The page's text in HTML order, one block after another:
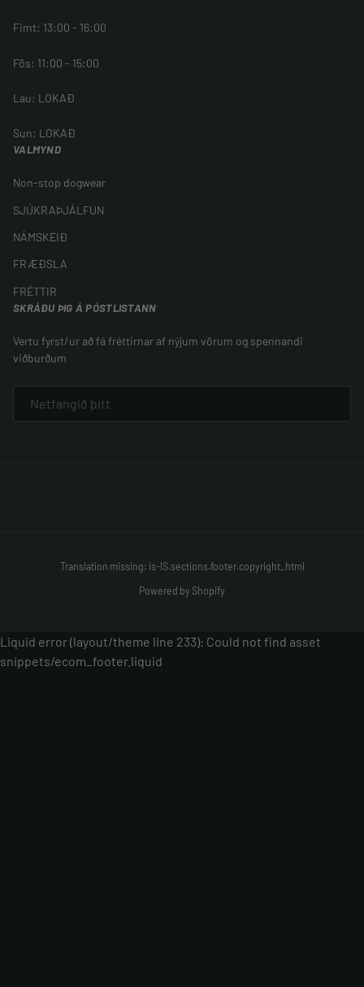
Fimt: 13:00 - 16:00
Fös: 11:00 - 15:00
Lau: LOKAÐ
Sun: LOKAÐ
VALMYND
Non-stop dogwear
SJÚKRAÞJÁLFUN
NÁMSKEIÐ
FRÆÐSLA
FRÉTTIR
SKRÁÐU ÞIG Á PÓSTLISTANN
Vertu fyrst/ur að fá fréttirnar af nýjum vörum og spennandi
viðburðum
Translation missing: is-IS.sections.footer.copyright_html
Powered by Shopify
Liquid error (layout/theme line 233): Could not find asset
snippets/ecom_footer.liquid